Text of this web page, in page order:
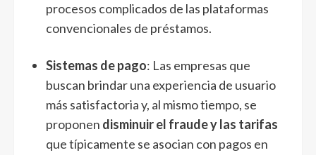
procesos complicados de las plataformas
convencionales de préstamos.
Sistemas de pago: Las empresas que
buscan brindar una experiencia de usuario
más satisfactoria y, al mismo tiempo, se
proponen disminuir el fraude y las tarifas
que típicamente se asocian con pagos en